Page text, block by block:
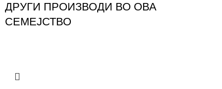
ДРУГИ ПРОИЗВОДИ ВО ОВА
СЕМЕЈСТВО